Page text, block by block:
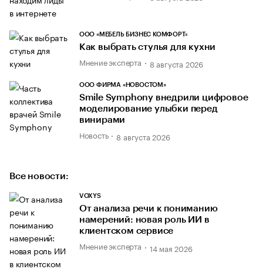
ООО «МЕБЕЛЬ БИЗНЕС КОМФОРТ»
Как выбрать стулья для кухни
Мнение эксперта 8 августа 2026
ООО ФИРМА «НОВОСТОМ»
Smile Symphony внедрили цифровое
моделирование улыбки перед
винирами
Новость 8 августа 2026
Все новости:
VOXYS
От анализа речи к пониманию
намерений: новая роль ИИ в
клиентском сервисе
Мнение эксперта 14 мая 2026